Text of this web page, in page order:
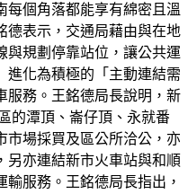
每個角落都能享有綿密且溫
德表示，交通局藉由與在地
與規劃停靠站位，讓公共運
進化為積極的「主動連結需
服務。王銘德局長說明，新
的潭頂、崙仔頂、永就番
市場採買及區公所洽公，亦
另亦連結新市火車站與和順
服務。王銘德局長指出，